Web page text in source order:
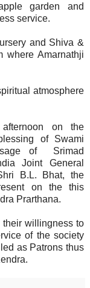
garden and
service.
and Shiva &
where Amarnathji
atmosphere
on the
of Swami
of Srimad
Joint General
B.L. Bhat, the
on the this
Prarthana.
their willingness to
of the society
as Patrons thus